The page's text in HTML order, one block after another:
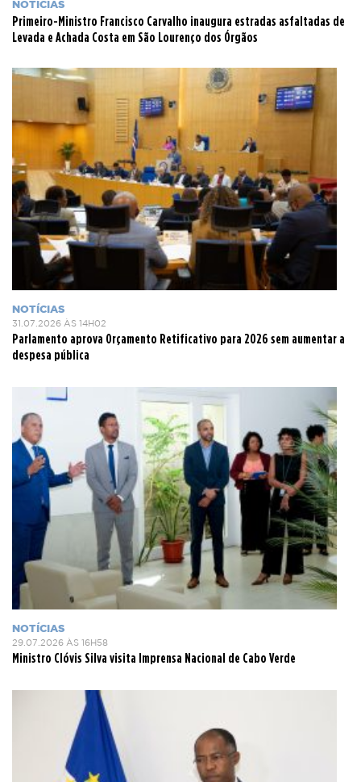
NOTÍCIAS
Primeiro-Ministro Francisco Carvalho inaugura estradas asfaltadas de
Levada e Achada Costa em São Lourenço dos Órgãos
NOTÍCIAS
31.07.2026 ÀS 14H02
Parlamento aprova Orçamento Retificativo para 2026 sem aumentar a
despesa pública
NOTÍCIAS
29.07.2026 ÀS 16H58
Ministro Clóvis Silva visita Imprensa Nacional de Cabo Verde